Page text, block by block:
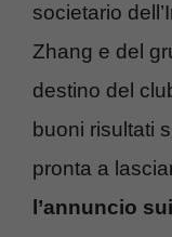
societario
Zhang e del
destino del
buoni risultati
pronta a
l’annuncio